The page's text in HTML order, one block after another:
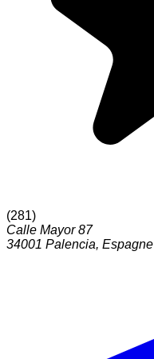
(281)
Calle Mayor 87
34001 Palencia, Espagne